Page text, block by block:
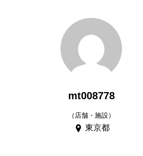
mt008778
（店舗・施設）
東京都